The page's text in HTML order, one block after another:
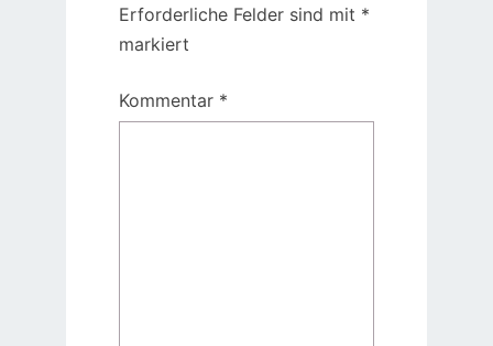
Erforderliche Felder sind mit *
markiert
Kommentar *